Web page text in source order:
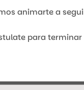
animarte a
para terminar